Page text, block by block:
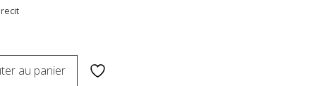
au panier